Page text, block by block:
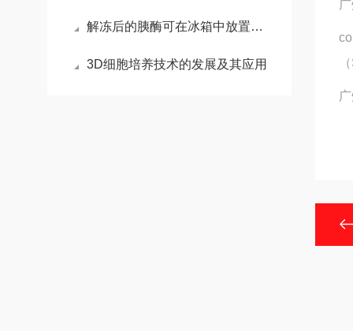
解冻后的胰酶可在冰箱中放置多长时间？
3D细胞培养技术的发展及其应用